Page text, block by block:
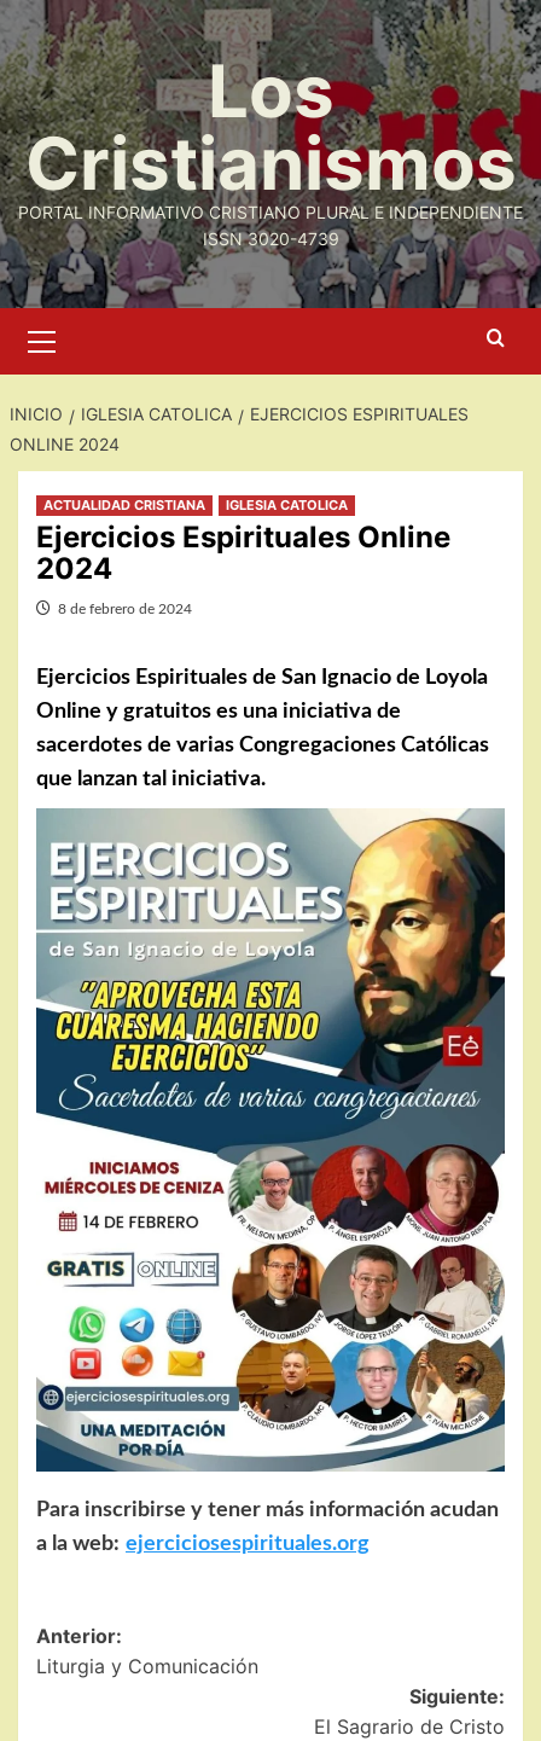
Saltar
al
contenido
Los
Cristianismos
PORTAL INFORMATIVO CRISTIANO PLURAL E INDEPENDIENTE
ISSN 3020-4739
primario
INICIO IGLESIA CATOLICA
EJERCICIOS ESPIRITUALES
ONLINE 2024
ACTUALIDAD CRISTIANA IGLESIA CATOLICA
Ejercicios Espirituales Online
2024
8 de febrero de 2024
Ejercicios Espirituales de San Ignacio de Loyola
Online y gratuitos es una iniciativa de
sacerdotes de varias Congregaciones Católicas
que lanzan tal iniciativa.
Para inscribirse y tener más información acudan
a la web: ejerciciosespirituales.org
Navegación
de
Anterior:
Liturgia y Comunicación
Siguiente:
El Sagrario de Cristo